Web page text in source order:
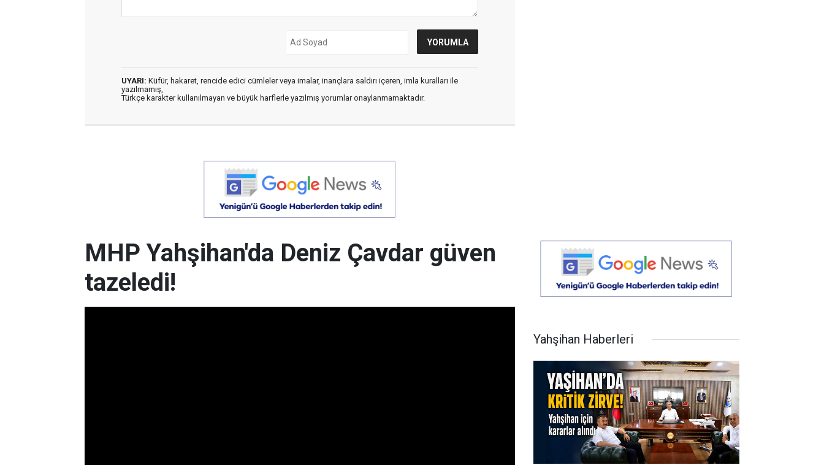
UYARI: Küfür, hakaret, rencide edici cümleler veya imalar, inançlara saldırı içeren, imla kuralları ile
yazılmamış,
Türkçe karakter kullanılmayan ve büyük harflerle yazılmış yorumlar onaylanmamaktadır.
MHP Yahşihan'da Deniz Çavdar güven
tazeledi!
Yahşihan Haberleri